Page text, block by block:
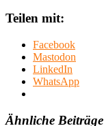
Teilen mit:
Facebook
Mastodon
LinkedIn
WhatsApp
Ähnliche Beiträge